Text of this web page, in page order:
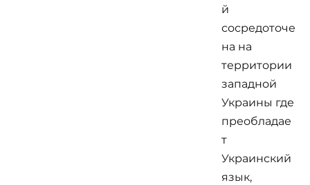
й
сосредоточе
на на
территории
западной
Украины где
преобладае
т
Украинский
язык,